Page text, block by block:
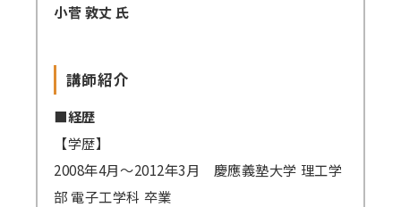
小菅 敦丈 氏
講師紹介
■経歴
【学歴】
2008年4月～2012年3月 慶應義塾大学 理工学
部 電子工学科 卒業